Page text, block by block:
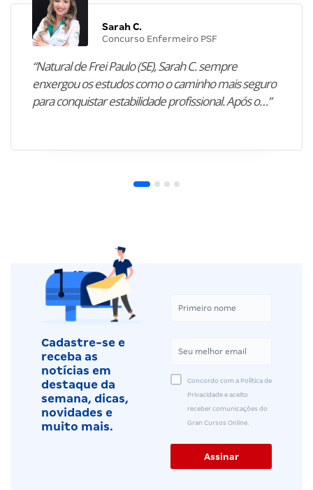
Sarah C.
Concurso Enfermeiro PSF
“Natural de Frei Paulo (SE), Sarah C. sempre
enxergou os estudos como o caminho mais seguro
para conquistar estabilidade profissional. Após o…”
Cadastre-se e
receba as
notícias em
destaque da
semana, dicas,
novidades e
muito mais.
Concordo com a Política de
Privacidade e aceito
receber comunicações do
Gran Cursos Online.